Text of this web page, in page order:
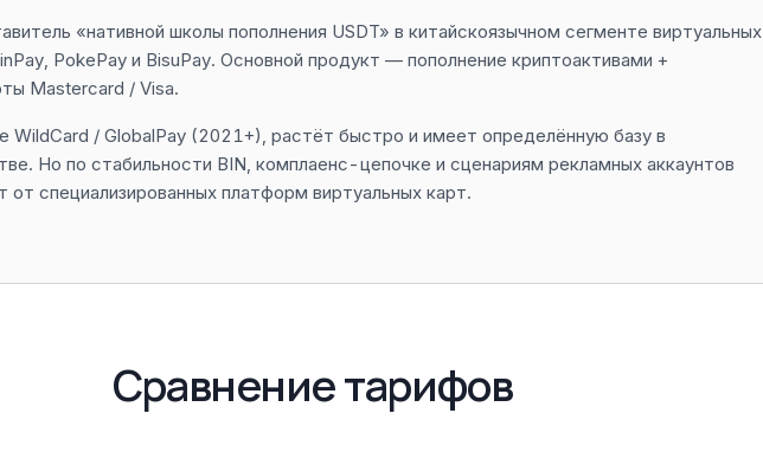
«нативной школы пополнения USDT» в китайскоязычном сегменте виртуальных
PokePay и BisuPay. Основной продукт — пополнение криптоактивами +
Mastercard / Visa.
WildCard / GlobalPay (2021+), растёт быстро и имеет определённую базу в
Но по стабильности BIN, комплаенс-цепочке и сценариям рекламных аккаунтов
специализированных платформ виртуальных карт.
Сравнение тарифов